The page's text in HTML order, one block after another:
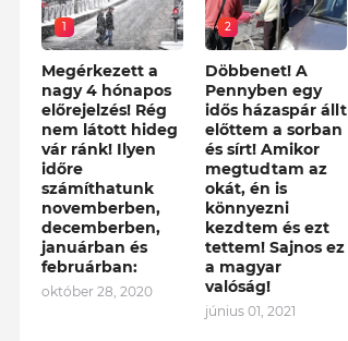
1
Megérkezett a
nagy 4 hónapos
előrejelzés! Rég
nem látott hideg
vár ránk! Ilyen
időre
számíthatunk
novemberben,
decemberben,
januárban és
februárban:
október 28, 2020
2
Döbbenet! A
Pennyben egy
idős házaspár állt
előttem a sorban
és sírt! Amikor
megtudtam az
okát, én is
könnyezni
kezdtem és ezt
tettem! Sajnos ez
a magyar
valóság!
június 01, 2021